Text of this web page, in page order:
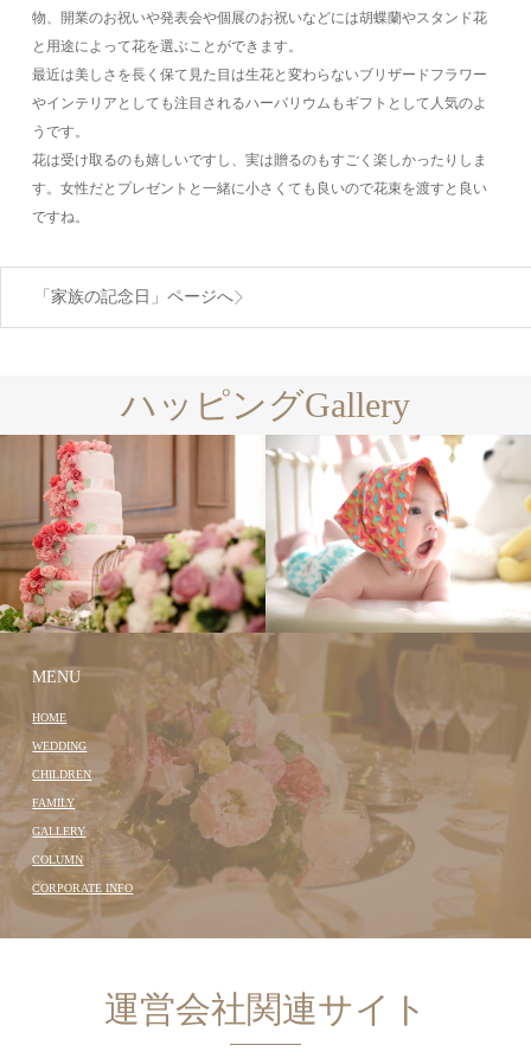
物、開業のお祝いや発表会や個展のお祝いなどには胡蝶蘭やスタンド花
と用途によって花を選ぶことができます。
最近は美しさを長く保て見た目は生花と変わらないブリザードフラワー
やインテリアとしても注目されるハーバリウムもギフトとして人気のよ
うです。
花は受け取るのも嬉しいですし、実は贈るのもすごく楽しかったりしま
す。女性だとプレゼントと一緒に小さくても良いので花束を渡すと良い
ですね。
「家族の記念日」ページへ
ハッピングGallery
MENU
HOME
WEDDING
CHILDREN
FAMILY
GALLERY
COLUMN
CORPORATE INFO
運営会社関連サイト